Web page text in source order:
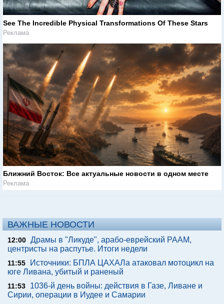
See The Incredible Physical Transformations Of These Stars
Реклама
Ближний Восток: Все актуальные новости в одном месте
Реклама
ВАЖНЫЕ НОВОСТИ
12:00 Драмы в "Ликуде", арабо-еврейский РААМ,
центристы на распутье. Итоги недели
11:55
Источники: БПЛА ЦАХАЛа атаковал мотоцикл на
юге Ливана, убитый и раненый
11:53
1036-й день войны: действия в Газе, Ливане и
Сирии, операции в Иудее и Самарии